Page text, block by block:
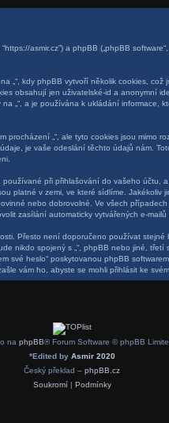
asmir.cz”) a phpBB („phpBB
„“, kdy phpBB vytvoří několik cookies,
obsahují jen uživatelské-id a anonymní
„“, a je používána k ukládání informace,
„“, ale tyto cookies jsou mimo
je vaše odeslání těchto údajů nám.
při přihlašování do vašeho účtu,
platné v zemi, ve které sídlíme. Jakékoliv
nebo dobrovolné. Ve všech
zasílání automaticky vytvářených e-mailů
Přesto není doporučeno používat
nikdo spojený s „“, phpBB nebo jiné,
své heslo“ poskytovanou phpBB
vám ho, abyste se mohli přihlásit ke
na phpBB® Forum Software © phpBB
*Edited by Asmir 2020
Český překlad – phpBB.cz
Soukromí| Podmínky